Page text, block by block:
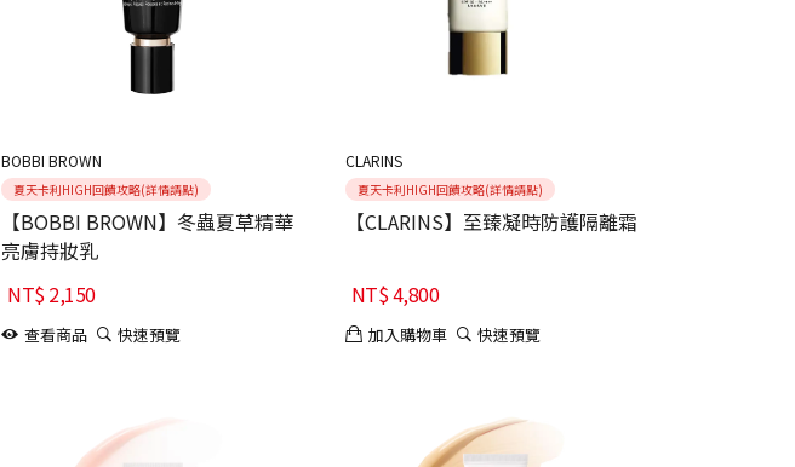
BOBBI BROWN
夏天卡利HIGH回饋攻略(詳情請點)
【BOBBI BROWN】冬蟲夏草精華
亮膚持妝乳
NT$2,150
查看商品 快速預覽
CLARINS
夏天卡利HIGH回饋攻略(詳情請點)
【CLARINS】至臻凝時防護隔離霜
NT$4,800
加入購物車 快速預覽